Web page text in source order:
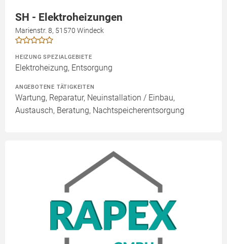
SH - Elektroheizungen
Marienstr. 8, 51570 Windeck
HEIZUNG SPEZIALGEBIETE
Elektroheizung, Entsorgung
ANGEBOTENE TÄTIGKEITEN
Wartung, Reparatur, Neuinstallation / Einbau,
Austausch, Beratung, Nachtspeicherentsorgung